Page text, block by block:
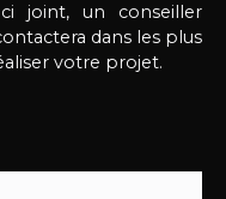
joint, un conseiller
dans les plus
votre projet.